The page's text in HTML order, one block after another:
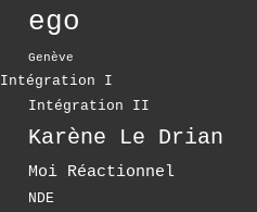
ego
Genève
Intégration I
Intégration II
Karène Le Drian
Moi Réactionnel
NDE